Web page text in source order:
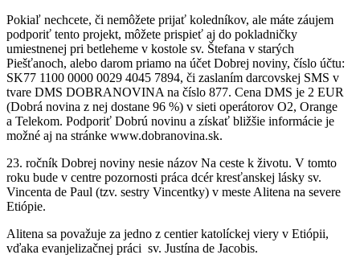
Pokiaľ nechcete, či nemôžete prijať koledníkov, ale máte záujem
podporiť tento projekt, môžete prispieť aj do pokladničky
umiestnenej pri betleheme v kostole sv. Štefana v starých
Piešťanoch, alebo darom priamo na účet Dobrej noviny, číslo účtu:
SK77 1100 0000 0029 4045 7894, či zaslaním darcovskej SMS v
tvare DMS DOBRANOVINA na číslo 877. Cena DMS je 2 EUR
(Dobrá novina z nej dostane 96 %) v sieti operátorov O2, Orange
a Telekom. Podporiť Dobrú novinu a získať bližšie informácie je
možné aj na stránke www.dobranovina.sk.
23. ročník Dobrej noviny nesie názov Na ceste k životu. V tomto
roku bude v centre pozornosti práca dcér kresťanskej lásky sv.
Vincenta de Paul (tzv. sestry Vincentky) v meste Alitena na severe
Etiópie.
Alitena sa považuje za jedno z centier katolíckej viery v Etiópii,
vďaka evanjelizačnej práci sv. Justína de Jacobis.